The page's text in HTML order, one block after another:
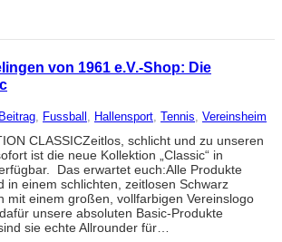
von 1961 e.V.-Shop: Die
Beitrag, Fussball , Hallensport, Tennis, Vereinsheim
CLASSICZeitlos, schlicht und zu unseren
ist die neue Kollektion „Classic“ in
Das erwartet euch:Alle Produkte
in einem schlichten, zeitlosen Schwarz
mit einem großen, vollfarbigen Vereinslogo
unsere absoluten Basic-Produkte
sie echte Allrounder für…